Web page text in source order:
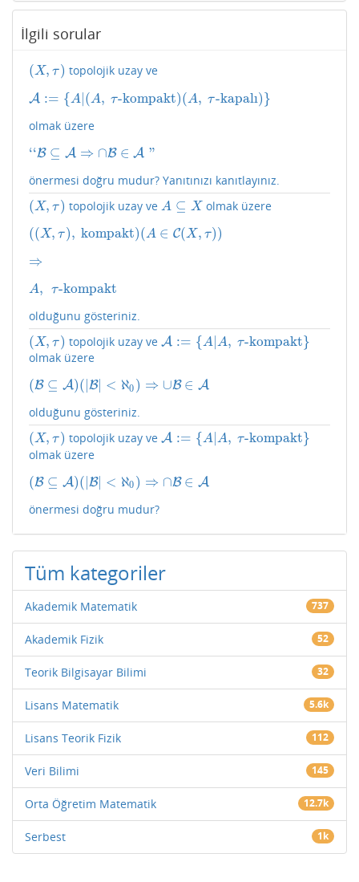
İlgili sorular
(X, τ)
(X,τ) topolojik uzay ve
A := {A|(A, τ-kompakt)(A, τ-kapalı)}
A:={ A|(A τ-kompakt)(A, τ-kapalı)}
olmak üzere
‘‘B ⊆ A ⇒ ∩B ∈ A "
‘‘B⊆A⇒∩B∈ A"
önermesi doğru mudur? Yanıtınızı kanıtlayınız.
(X, τ)
(X,τ) topolojik uzay ve A ⊆ X
A⊆X olmak üzere
((X, τ), kompakt)(A ∈ C(X, τ))
((X, τ),kompakt)(A∈ C( X,τ))
⇒
⇒
A, τ-kompakt
A τ-kompakt
olduğunu gösteriniz.
(X, τ)
(X,τ) topolojik uzay ve A := {A|A, τ-kompakt}
A:={A| A, τ -kompakt}
olmak üzere
(B ⊆ A)( |B| < ℵ0 ) ⇒ ∪B ∈ A
(B⊆A )(| B|< ℵ0)⇒∪B ∈A
olduğunu gösteriniz.
(X, τ)
(X,τ) topolojik uzay ve A := {A| A, τ-kompakt}
A:={A| A , τ -kompakt}
olmak üzere
(B ⊆ A)(|B| < ℵ0 ) ⇒ ∩B ∈ A
(B⊆A )(| B|< ℵ0)⇒∩B ∈A
önermesi doğru mudur?
Tüm kategoriler
Akademik Matematik 737
Akademik Fizik 52
Teorik Bilgisayar Bilimi 32
Lisans Matematik 5.6k
Lisans Teorik Fizik 112
Veri Bilimi 145
Orta Öğretim Matematik 12.7k
Serbest 1k